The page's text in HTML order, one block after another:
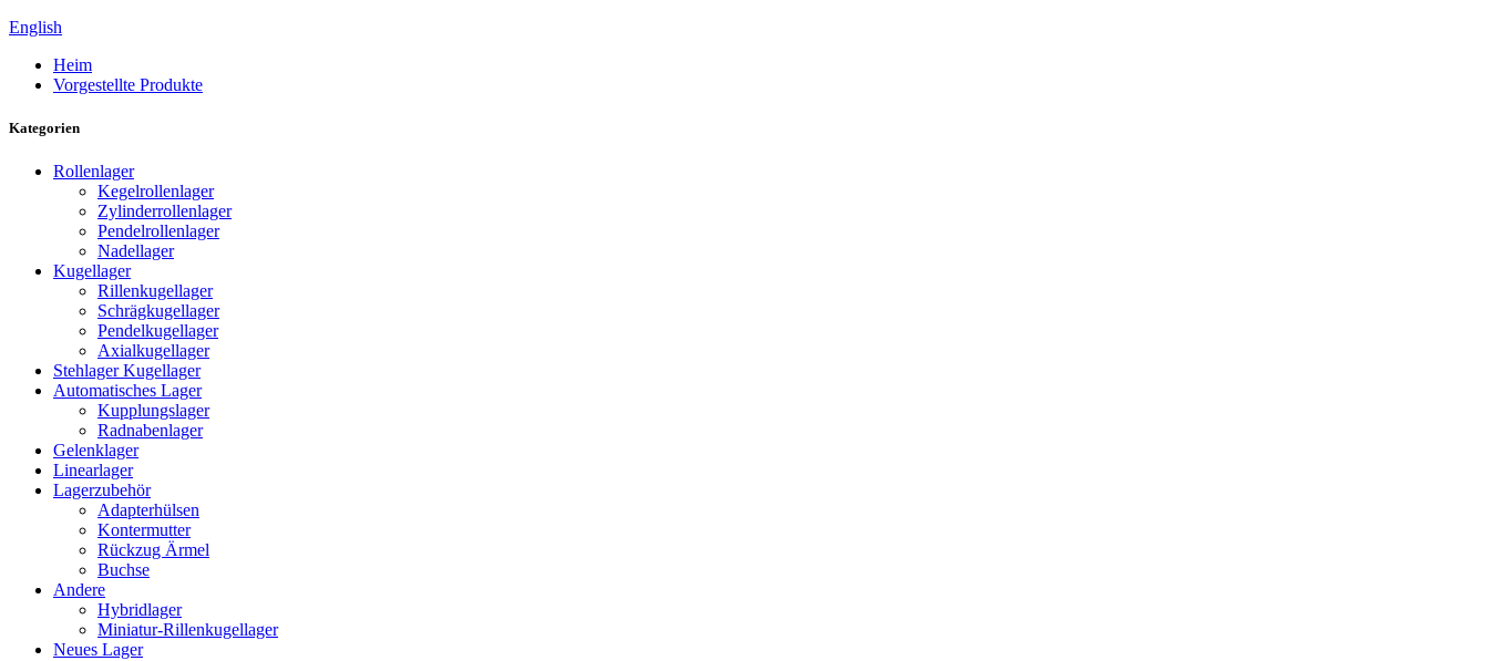
English
Heim
Vorgestellte Produkte
Kategorien
Rollenlager
Kegelrollenlager
Zylinderrollenlager
Pendelrollenlager
Nadellager
Kugellager
Rillenkugellager
Schrägkugellager
Pendelkugellager
Axialkugellager
Stehlager Kugellager
Automatisches Lager
Kupplungslager
Radnabenlager
Gelenklager
Linearlager
Lagerzubehör
Adapterhülsen
Kontermutter
Rückzug Ärmel
Buchse
Andere
Hybridlager
Miniatur-Rillenkugellager
Neues Lager